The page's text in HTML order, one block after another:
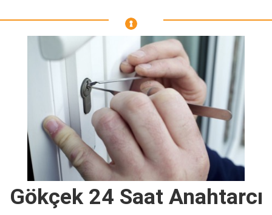
Gökçek 24 Saat Anahtarcı